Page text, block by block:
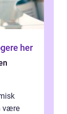
her
være